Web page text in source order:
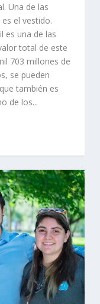
Una de las
el vestido.
es una de las
total de este
703 millones de
se pueden
también es
de los...